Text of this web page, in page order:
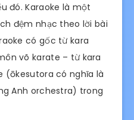
đó. Karaoke là một
đệm nhạc theo lời bài
có gốc từ kara
võ karate – từ kara
(ōkesutora có nghĩa là
Anh orchestra) trong